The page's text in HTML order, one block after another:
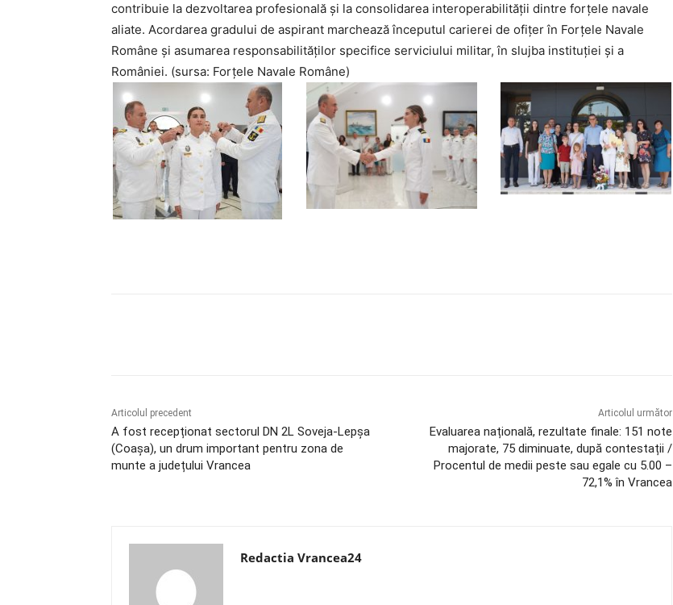
contribuie la dezvoltarea profesională și la consolidarea interoperabilității dintre forțele navale
aliate. Acordarea gradului de aspirant marchează începutul carierei de ofițer în Forțele Navale
Române și asumarea responsabilităților specifice serviciului militar, în slujba instituției și a
României. (sursa: Forțele Navale Române)
Articolul precedent
A fost recepționat sectorul DN 2L Soveja-Lepșa
(Coașa), un drum important pentru zona de
munte a județului Vrancea
Articolul următor
Evaluarea națională, rezultate finale: 151 note
majorate, 75 diminuate, după contestații /
Procentul de medii peste sau egale cu 5.00 –
72,1% în Vrancea
Redactia Vrancea24